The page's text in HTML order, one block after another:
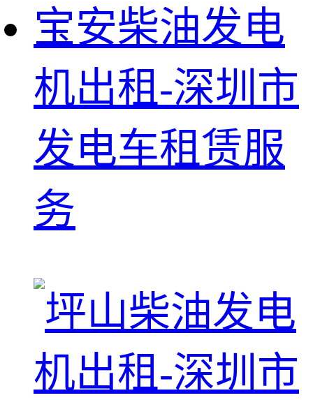
宝安柴油发电
机出租-深圳市
发电车租赁服
务